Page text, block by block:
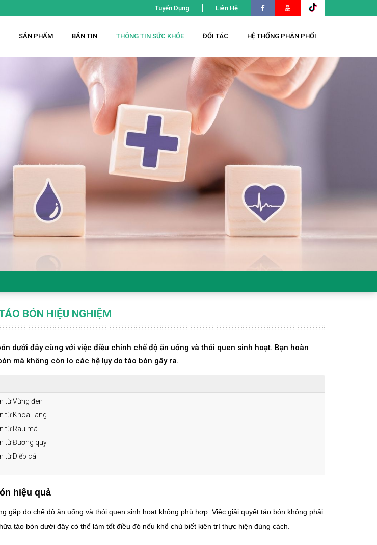
Tuyển Dụng Liên Hệ
SẢN PHẨM BẢN TIN THÔNG TIN SỨC KHỎE ĐỐI TÁC HỆ THỐNG PHÂN PHỐI
BÓN HIỆU NGHIỆM
dưới đây cùng với việc điều chỉnh chế độ ăn uống và thói quen sinh hoạt. Bạn hoàn
mà không còn lo các hệ lụy do táo bón gây ra.
từ Vừng đen
từ Khoai lang
từ Rau má
từ Đương quy
từ Diếp cá
hiệu quả
gặp do chế độ ăn uống và thói quen sinh hoạt không phù hợp. Việc giải quyết táo bón không phải
táo bón dưới đây có thể làm tốt điều đó nếu khổ chủ biết kiên trì thực hiện đúng cách.